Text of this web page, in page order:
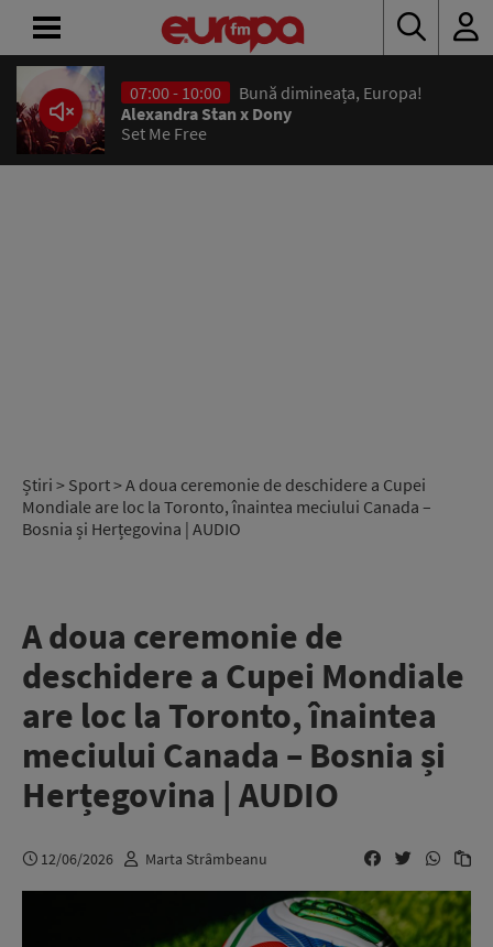
07:00 - 10:00
Bună dimineața, Europa!
Alexandra Stan x Dony
Set Me Free
Știri > Sport> A doua ceremonie de deschidere a Cupei
Mondiale are loc la Toronto, înaintea meciului Canada –
Bosnia și Herțegovina | AUDIO
A doua ceremonie de
deschidere a Cupei Mondiale
are loc la Toronto, înaintea
meciului Canada – Bosnia și
Herțegovina | AUDIO
12/06/2026 Marta Strâmbeanu
ACASĂ
ȘTIRI